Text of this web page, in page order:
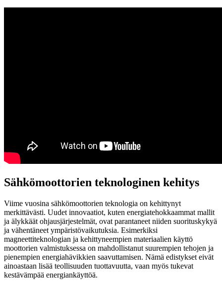
Sähkömoottorien teknologinen kehitys
Viime vuosina sähkömoottorien teknologia on kehittynyt
merkittävästi. Uudet innovaatiot, kuten energiatehokkaammat mallit
ja älykkäät ohjausjärjestelmät, ovat parantaneet niiden suorituskykyä
ja vähentäneet ympäristövaikutuksia. Esimerkiksi
magneettiteknologian ja kehittyneempien materiaalien käyttö
moottorien valmistuksessa on mahdollistanut suurempien tehojen ja
pienempien energiahävikkien saavuttamisen. Nämä edistykset eivät
ainoastaan lisää teollisuuden tuottavuutta, vaan myös tukevat
kestävämpää energiankäyttöä.